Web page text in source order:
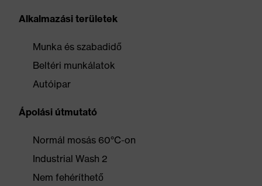
Alkalmazási területek
Munka és szabadidő
Beltéri munkálatok
Autóipar
Ápolási útmutató
Normál mosás 60°C-on
Industrial Wash 2
Nem fehéríthető